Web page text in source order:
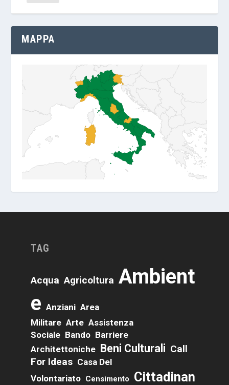
MAPPA
TAG
Acqua Agricoltura Ambient
E Anziani Area
Militare Arte Assistenza
Sociale Bando Barriere
Architettoniche Beni Culturali Call
For Ideas Casa Del
Volontariato Censimento
Cittadinan